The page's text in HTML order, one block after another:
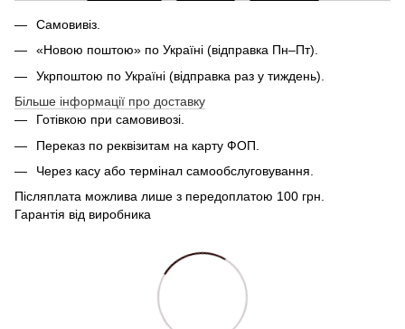
Самовивіз.
«Новою поштою» по Україні (відправка Пн–Пт).
Укрпоштою по Україні (відправка раз у тиждень).
Більше інформації про доставку
Готівкою при самовивозі.
Переказ по реквізитам на карту ФОП.
Через касу або термінал самообслуговування.
Післяплата можлива лише з передоплатою 100 грн.
Гарантія від виробника